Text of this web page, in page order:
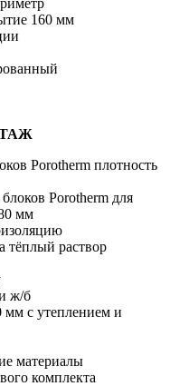
160 мм
Porotherm плотность
Porotherm для
мм
тёплый раствор
ж/б
с утеплением и
материалы
комплекта